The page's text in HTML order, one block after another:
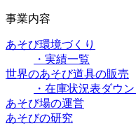
事業内容
あそび環境づくり
・実績一覧
世界のあそび道具の販売
・在庫状況表ダウ
あそび場の運営
あそびの研究